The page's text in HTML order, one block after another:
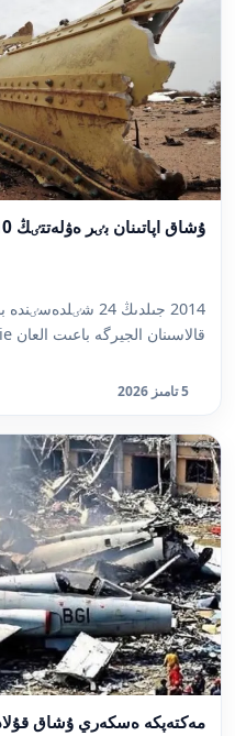
ۇشاق اپاتىنان بٸر ەۋلەتتٸڭ 10 مٷشەسٸ قازا تاپتى
2014 جىلدىڭ 24
قالاسىنان الجيرگە باعىت العان Air Algérie ەۋە كومپاني...
5 تامىز 2026
مەكتەپكە ەسكەري ۇشاق